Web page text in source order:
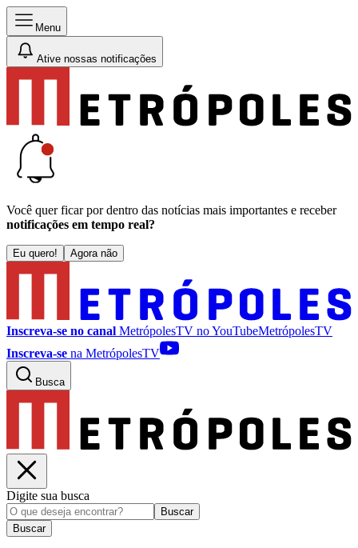
Menu
Ative nossas notificações
Você quer ficar por dentro das notícias mais importantes e receber
notificações em tempo real?
Eu quero! Agora não
Inscreva-se no canal MetrópolesTV noYouTubeMetrópolesTV
Inscreva-se na MetrópolesTV
Busca
Digite sua busca
Buscar
Buscar